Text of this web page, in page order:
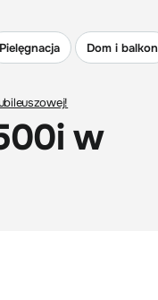
Pielęgnacja Dom i balkon
w